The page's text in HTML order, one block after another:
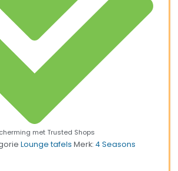
met Trusted Shops
Lounge tafels Merk:4 Seasons